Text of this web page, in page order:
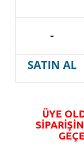
-
SATIN AL
ÜYE